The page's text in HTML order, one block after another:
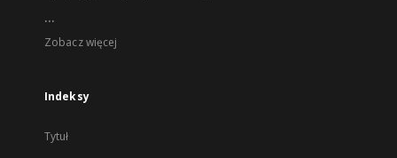
...
Zobacz więcej
Indeksy
Tytuł